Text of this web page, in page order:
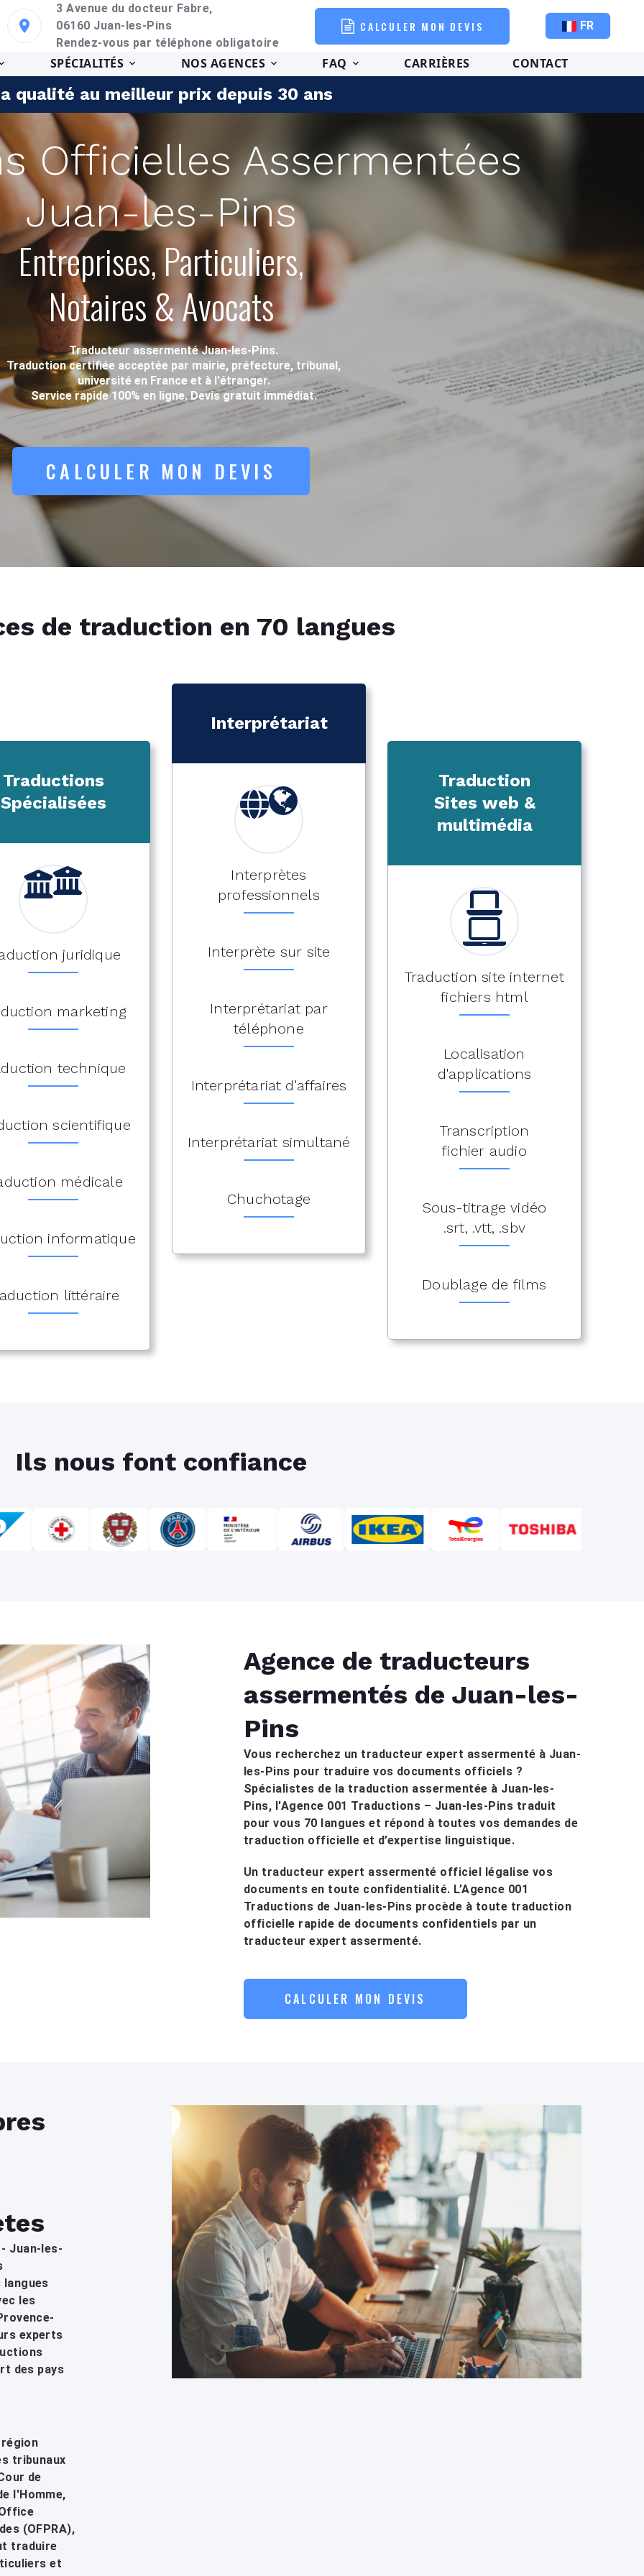
3 Avenue du docteur Fabre,
06160 Juan-les-Pins
Rendez-vous par téléphone obligatoire
CALCULER MON DEVIS FR
SPÉCIALITÉS NOS AGENCES FAQ CARRIÈRES CONTACT
qualité au meilleur prix depuis 30 ans
Officielles Assermentées
Juan-les-Pins
Entreprises, Particuliers,
Notaires & Avocats
Traducteur assermenté Juan-les-Pins.
Traduction certifiée acceptée par mairie, préfecture, tribunal,
université en France et à l'étranger.
Service rapide 100% en ligne. Devis gratuit immédiat.
CALCULER MON DEVIS
de traduction en 70 langues
Traductions
Spécialisées
juridique
marketing
technique
scientifique
médicale
informatique
littéraire
Interprétariat
Interprètes
professionnels
Interprète sur site
Interprétariat par
téléphone
Interprétariat d'affaires
Interprétariat simultané
Chuchotage
Traduction
Sites web &
multimédia
Traduction site internet
fichiers html
Localisation
d'applications
Transcription
fichier audio
Sous-titrage vidéo
.srt, .vtt, .sbv
Doublage de films
Ils nous font confiance
Agence de traducteurs
assermentés de Juan-les-
Pins
Vous recherchez un traducteur expert assermenté à Juan-
les-Pins pour traduire vos documents officiels ?
Spécialistes de la traduction assermentée à Juan-les-
Pins, l'Agence 001 Traductions – Juan-les-Pins traduit
pour vous 70 langues et répond à toutes vos demandes de
traduction officielle et d’expertise linguistique.
Un traducteur expert assermenté officiel légalise vos
documents en toute confidentialité. L’Agence 001
Traductions de Juan-les-Pins procède à toute traduction
officielle rapide de documents confidentiels par un
traducteur expert assermenté.
CALCULER MON DEVIS
Juan-les-
les
experts
des pays
tribunaux
de
l'Homme,
(OFPRA),
traduire
et